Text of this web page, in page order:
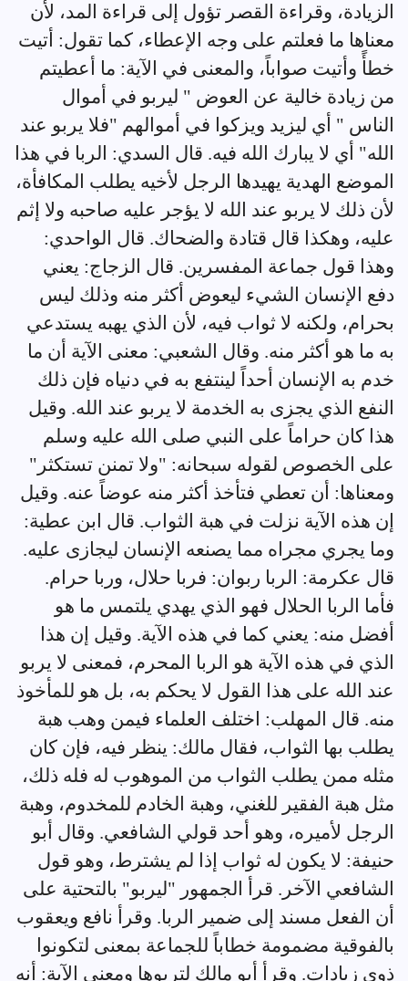
الزيادة، وقراءة القصر تؤول إلى قراءة المد، لأن
معناها ما فعلتم على وجه الإعطاء، كما تقول: أتيت
خطأً وأتيت صواباً، والمعنى في الآية: ما أعطيتم
من زيادة خالية عن العوض " ليربو في أموال
الناس " أي ليزيد ويزكوا في أموالهم "فلا يربو عند
الله" أي لا يبارك الله فيه. قال السدي: الربا في هذا
الموضع الهدية يهيدها الرجل لأخيه يطلب المكافأة،
لأن ذلك لا يربو عند الله لا يؤجر عليه صاحبه ولا إثم
عليه، وهكذا قال قتادة والضحاك. قال الواحدي:
وهذا قول جماعة المفسرين. قال الزجاج: يعني
دفع الإنسان الشيء ليعوض أكثر منه وذلك ليس
بحرام، ولكنه لا ثواب فيه، لأن الذي يهبه يستدعي
به ما هو أكثر منه. وقال الشعبي: معنى الآية أن ما
خدم به الإنسان أحداً لينتفع به في دنياه فإن ذلك
النفع الذي يجزى به الخدمة لا يربو عند الله. وقيل
هذا كان حراماً على النبي صلى الله عليه وسلم
على الخصوص لقوله سبحانه: "ولا تمنن تستكثر"
ومعناها: أن تعطي فتأخذ أكثر منه عوضاً عنه. وقيل
إن هذه الآية نزلت في هبة الثواب. قال ابن عطية:
وما يجري مجراه مما يصنعه الإنسان ليجازى عليه.
قال عكرمة: الربا ربوان: فربا حلال، وربا حرام.
فأما الربا الحلال فهو الذي يهدي يلتمس ما هو
أفضل منه: يعني كما في هذه الآية. وقيل إن هذا
الذي في هذه الآية هو الربا المحرم، فمعنى لا يربو
عند الله على هذا القول لا يحكم به، بل هو للمأخوذ
منه. قال المهلب: اختلف العلماء فيمن وهب هبة
يطلب بها الثواب، فقال مالك: ينظر فيه، فإن كان
مثله ممن يطلب الثواب من الموهوب له فله ذلك،
مثل هبة الفقير للغني، وهبة الخادم للمخدوم، وهبة
الرجل لأميره، وهو أحد قولي الشافعي. وقال أبو
حنيفة: لا يكون له ثواب إذا لم يشترط، وهو قول
الشافعي الآخر. قرأ الجمهور "ليربو" بالتحتية على
أن الفعل مسند إلى ضمير الربا. وقرأ نافع ويعقوب
بالفوقية مضمومة خطاباً للجماعة بمعنى لتكونوا
ذوي زيادات. وقرأ أبو مالك لتربوها ومعنى الآية: أنه